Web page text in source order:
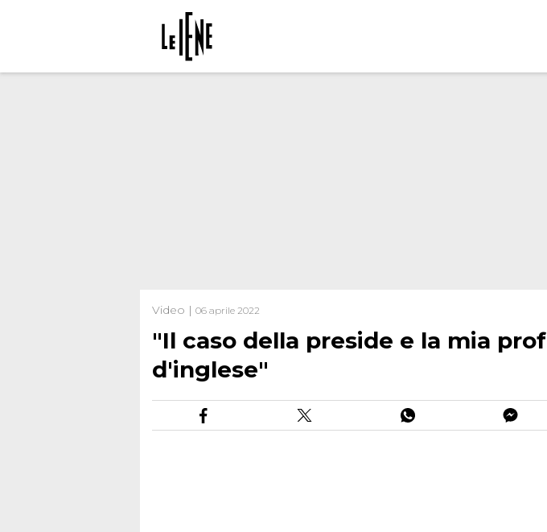
Video | 06 aprile 2022
"Il caso della preside e la mia prof
d'inglese"